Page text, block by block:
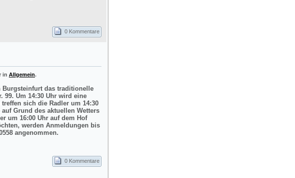
0 Kommentare
in Allgemein.
Burgsteinfurt das traditionelle
99. Um 14:30 Uhr wird eine
sich die Radler um 14:30
Grund des aktuellen Wetters
um 16:00 Uhr auf dem Hof
werden Anmeldungen bis
angenommen.
0 Kommentare